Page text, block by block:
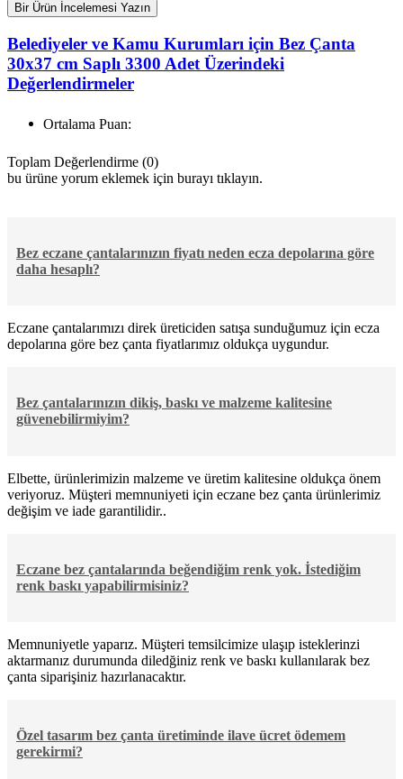
Bir Ürün İncelemesi Yazın
Belediyeler ve Kamu Kurumları için Bez Çanta
30x37 cm Saplı 3300 Adet Üzerindeki
Değerlendirmeler
Ortalama Puan:
Toplam Değerlendirme (0)
bu ürüne yorum eklemek için burayı tıklayın.
Bez eczane çantalarınızın fiyatı neden ecza depolarına göre
daha hesaplı?
Eczane çantalarımızı direk üreticiden satışa sunduğumuz için ecza
depolarına göre bez çanta fiyatlarımız oldukça uygundur.
Bez çantalarınızın dikiş, baskı ve malzeme kalitesine
güvenebilirmiyim?
Elbette, ürünlerimizin malzeme ve üretim kalitesine oldukça önem
veriyoruz. Müşteri memnuniyeti için eczane bez çanta ürünlerimiz
değişim ve iade garantilidir..
Eczane bez çantalarında beğendiğim renk yok. İstediğim
renk baskı yapabilirmisiniz?
Memnuniyetle yaparız. Müşteri temsilcimize ulaşıp isteklerinzi
aktarmanız durumunda diledğiniz renk ve baskı kullanılarak bez
çanta siparişiniz hazırlanacaktır.
Özel tasarım bez çanta üretiminde ilave ücret ödemem
gerekirmi?